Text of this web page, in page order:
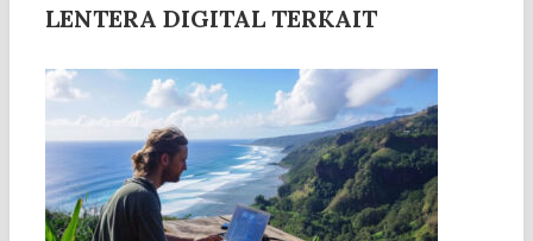
LENTERA DIGITAL TERKAIT